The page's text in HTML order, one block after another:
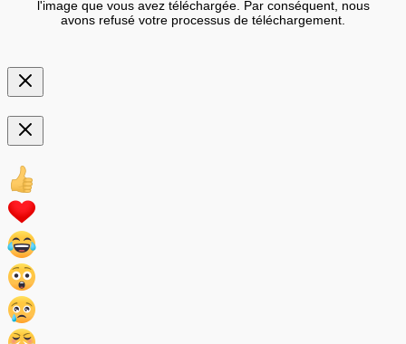
l'image que vous avez téléchargée. Par conséquent, nous
avons refusé votre processus de téléchargement.